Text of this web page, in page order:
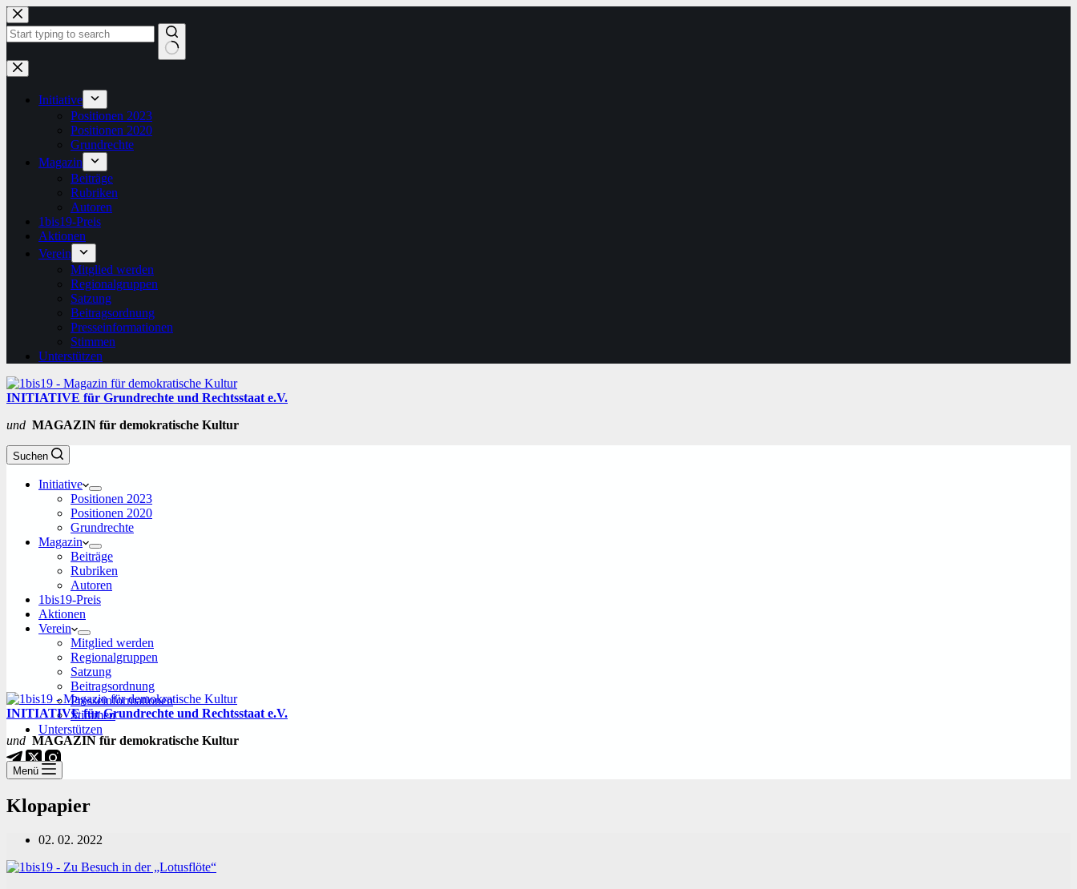
Zum
Inhalt
springen
Keine
Ergebnisse
Initiative
Positionen 2023
Positionen 2020
Grundrechte
Magazin
Beiträge
Rubriken
Autoren
1bis19-Preis
Aktionen
Verein
Mitglied werden
Regionalgruppen
Satzung
Beitragsordnung
Presseinformationen
Stimmen
Unterstützen
INITIATIVE für Grundrechte und Rechtsstaat e.V.
und MAGAZIN für demokratische Kultur
Suchen
Initiative
Positionen 2023
Positionen 2020
Grundrechte
Magazin
Beiträge
Rubriken
Autoren
1bis19-Preis
Aktionen
Verein
Mitglied werden
Regionalgruppen
Satzung
Beitragsordnung
Presseinformationen
Stimmen
Unterstützen
INITIATIVE für Grundrechte und Rechtsstaat e.V.
und MAGAZIN für demokratische Kultur
Menü
Klopapier
02. 02. 2022